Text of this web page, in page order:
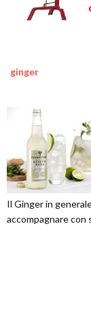
ginger
Il Ginger in
accompagnare